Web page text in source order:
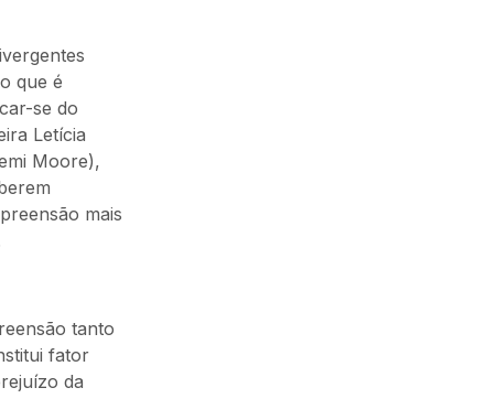
que é
se do
Letícia
Moore),
mais
tanto
fator
da